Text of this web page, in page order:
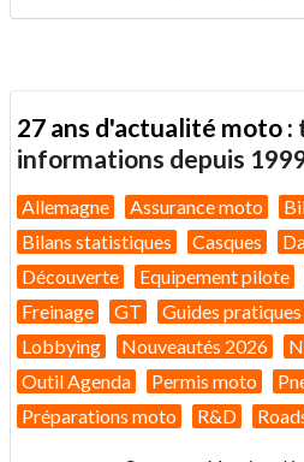
ami
27 ans d'actualité moto :
informations depuis
Allemagne Assurance moto
Bilans statistiques
Casques
Découverte
Equipement pilote
Freinage
GT Guides pratiques
Lobbying
Nouveautés 2026
Outil Agenda
Permis moto
Préparations moto
R&D